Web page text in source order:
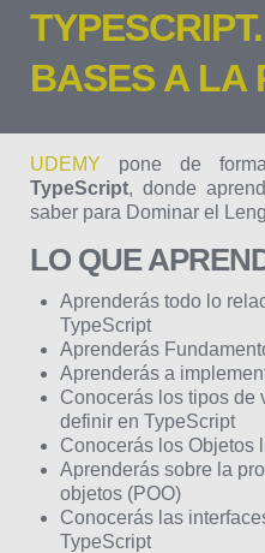
BASES A LA
UDEMY pone de
TypeScript, donde
saber para Dominar el
LO QUE
Aprenderás todo lo
TypeScript
Aprenderás
Aprenderás a
Conocerás los tipos de
definir en TypeScript
Conocerás los Objetos
Aprenderás sobre la
objetos (POO)
Conocerás las
TypeScript